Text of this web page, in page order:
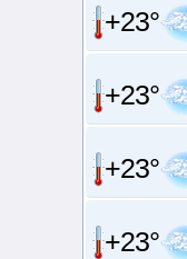
+23°
+23°
+23°
+23°